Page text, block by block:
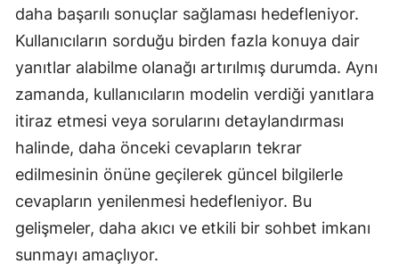
Mardin
Muğla
Nevşehir
Niğde
Ordu
Rize
daha başarılı sonuçlar sağlaması hedefleniyor.
Kullanıcıların sorduğu birden fazla konuya dair
yanıtlar alabilme olanağı artırılmış durumda. Aynı
zamanda, kullanıcıların modelin verdiği yanıtlara
itiraz etmesi veya sorularını detaylandırması
halinde, daha önceki cevapların tekrar
edilmesinin önüne geçilerek güncel bilgilerle
cevapların yenilenmesi hedefleniyor. Bu
gelişmeler, daha akıcı ve etkili bir sohbet imkanı
sunmayı amaçlıyor.